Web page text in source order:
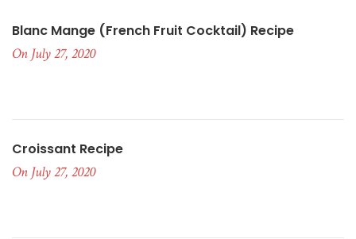
Blanc Mange (French Fruit Cocktail) Recipe
On July 27, 2020
Croissant Recipe
On July 27, 2020